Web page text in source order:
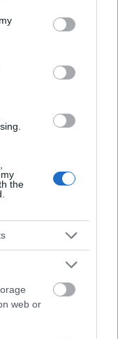
You may click to
party tags to
in below Google
the
web or
para el estómago
Riego
del sitio no son
sitio web consúltalo